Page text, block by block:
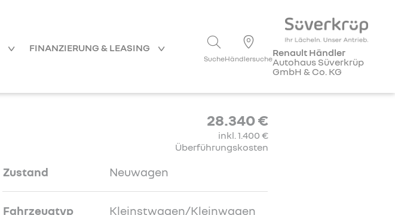
FINANZIERUNG & LEASING
SucheHändlersucheRenault Händler
Autohaus Süverkrüp
GmbH & Co. KG
28.340 €
inkl. 1.400 €
Überführungskosten
Zustand Neuwagen
Fahrzeugtyp Kleinstwagen/Kleinwagen